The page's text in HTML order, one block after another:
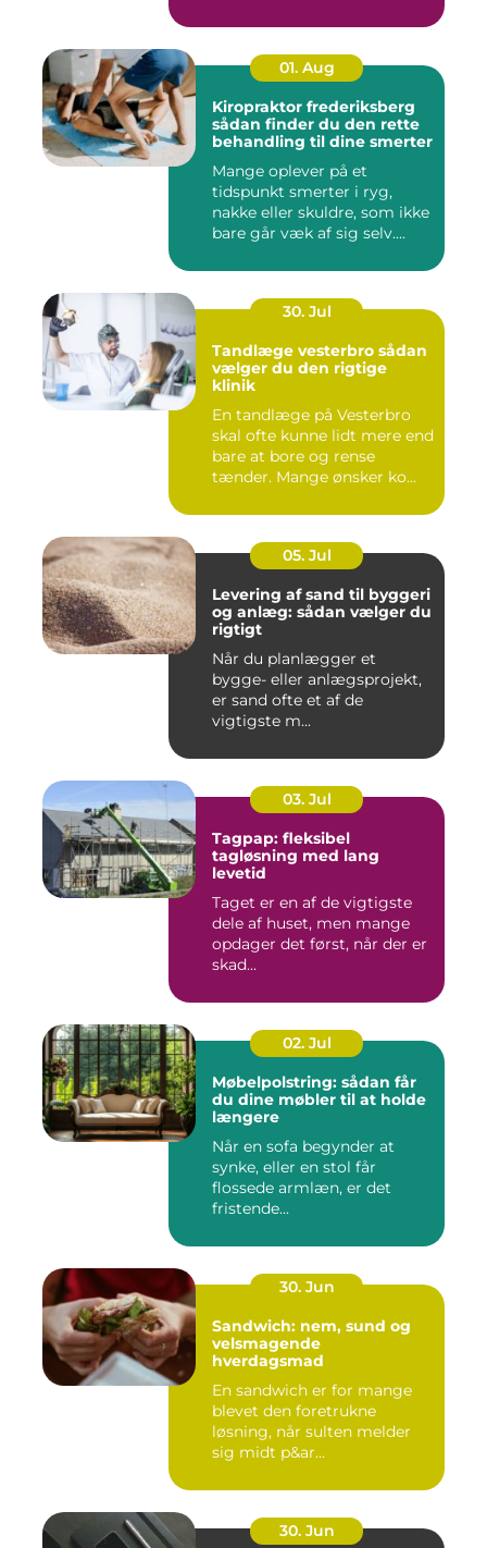
01. Aug
Kiropraktor frederiksberg
sådan finder du den rette
behandling til dine smerter
Mange oplever på et
tidspunkt smerter i ryg,
nakke eller skuldre, som ikke
bare går væk af sig selv....
30. Jul
Tandlæge vesterbro sådan
vælger du den rigtige
klinik
En tandlæge på Vesterbro
skal ofte kunne lidt mere end
bare at bore og rense
tænder. Mange ønsker ko...
05. Jul
Levering af sand til byggeri
og anlæg: sådan vælger du
rigtigt
Når du planlægger et
bygge- eller anlægsprojekt,
er sand ofte et af de
vigtigste m...
03. Jul
Tagpap: fleksibel
tagløsning med lang
levetid
Taget er en af de vigtigste
dele af huset, men mange
opdager det først, når der er
skad...
02. Jul
Møbelpolstring: sådan får
du dine møbler til at holde
længere
Når en sofa begynder at
synke, eller en stol får
flossede armlæn, er det
fristende...
30. Jun
Sandwich: nem, sund og
velsmagende
hverdagsmad
En sandwich er for mange
blevet den foretrukne
løsning, når sulten melder
sig midt p&ar...
30. Jun